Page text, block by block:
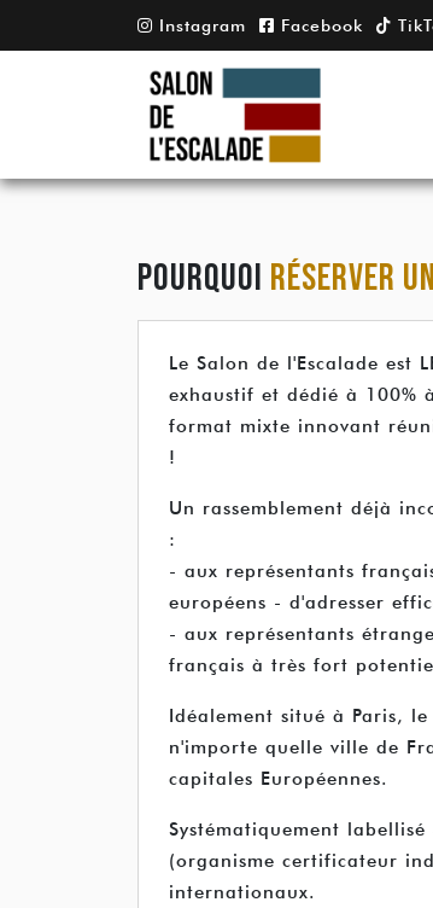
Instagram Facebook
POURQUOI RÉSERVER
Le Salon de l'Escalade est
exhaustif et dédié à 100%
format mixte innovant
!
Un rassemblement déjà
:
- aux représentants
européens - d'adresser
- aux représentants
français à très fort
Idéalement situé à Paris,
n'importe quelle ville de
capitales Européennes.
Systématiquement
(organisme certificateur
internationaux.